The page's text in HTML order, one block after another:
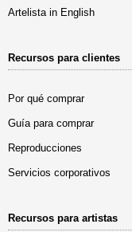
Artelista in English
Recursos para clientes
Por qué comprar
Guía para comprar
Reproducciones
Servicios corporativos
Recursos para artistas